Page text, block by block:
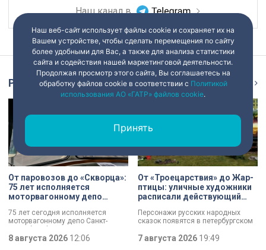
Наш канал в
Репортаж
От паровозов до «Скворца»:
75 лет исполняется
моторвагонному депо
Финляндский
75 лет сегодня исполняется
моторвагонному депо Санкт-
Петербург-Финляндский.
Появление этого объекта для
железной дороги стало поистине
8 августа 2026 12:06
От «Троецарствия» до Жар-
птицы: уличные художники
расписали действующий
Персонажи русских народных
сказок появятся в петербургском
«Выборгское» завершился
масштабный съезд лучших
7 августа 2026 19:49
Наш веб-сайт использует файлы cookie и сохраняет их на
Вашем устройстве, чтобы сделать перемещения по сайту
более удобными для Вас, а также для анализа статистики
сайта и содействия нашей маркетинговой деятельности.
Продолжая просмотр этого сайта, Вы соглашаетесь на
обработку файлов cookie в соответствии с Политикой
использования АО «ГАТР» файлов cookie.
Принять